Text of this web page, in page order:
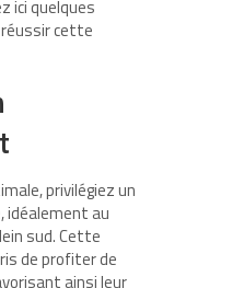
ici quelques
cette
privilégiez un
idéalement au
sud. Cette
de profiter de
ainsi leur